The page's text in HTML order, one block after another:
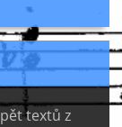
textů z